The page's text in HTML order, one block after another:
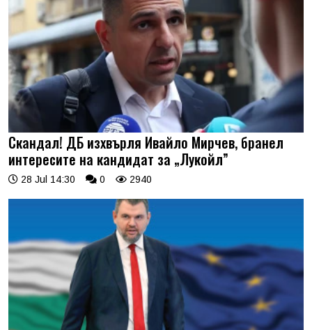
Скандал! ДБ изхвърля Ивайло Мирчев, бранел
интересите на кандидат за „Лукойл”
28 Jul 14:30 0 2940